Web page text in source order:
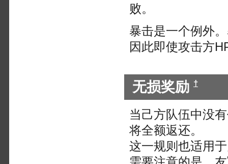
败。
暴击是一个例外
因此即使攻击方
无损奖励 †
当己方队伍中没
将全额返还。
这一规则也适用